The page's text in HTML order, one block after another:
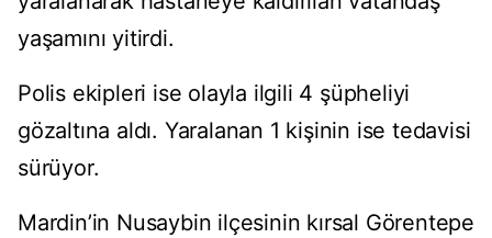
yaşamını yitirdi.
Polis ekipleri ise olayla ilgili 4 şüpheliyi
gözaltına aldı. Yaralanan 1 kişinin ise tedavisi
sürüyor.
Mardin’in Nusaybin ilçesinin kırsal Görentepe